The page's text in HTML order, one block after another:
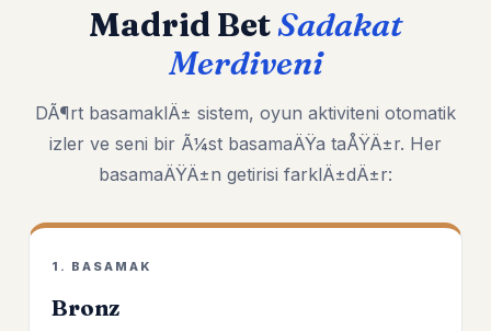
Madrid BetSadakat
Merdiveni
DÃ¶rt basamaklÄ± sistem, oyun aktiviteni otomatik
izler ve seni bir Ã¼st basamaÄŸa taÅŸÄ±r. Her
basamaÄŸÄ±n getirisi farklÄ±dÄ±r:
1. BASAMAK
Bronz